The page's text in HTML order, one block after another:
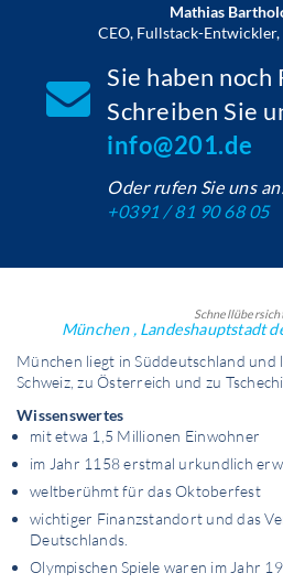
Mathias
CEO, Fullstack-
Sie haben noch
Schreiben Sie
info@201.de
Oder rufen Sie uns
+0391 / 81 90 68 05
München , Landeshauptstadt
München liegt in Süddeutschland und
Schweiz, zu Österreich und zu
Wissenswertes
mit etwa 1,5 Millionen Einwohner
im Jahr 1158 erstmal urkundlich
weltberühmt für das Oktoberfest
wichtiger Finanzstandort und das
Deutschlands.
Olympischen Spiele waren im Jahr